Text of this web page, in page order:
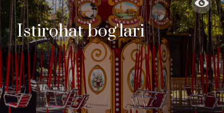
Istirohat bog'lari